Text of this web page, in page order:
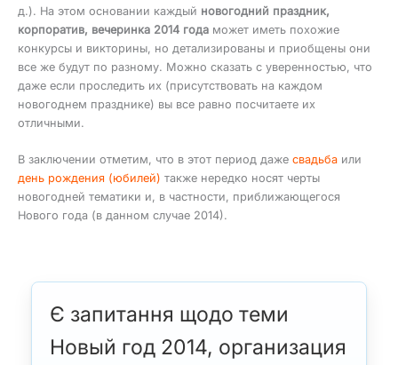
д.). На этом основании каждый новогодний праздник,
корпоратив, вечеринка 2014 года может иметь похожие
конкурсы и викторины, но детализированы и приобщены они
все же будут по разному. Можно сказать с уверенностью, что
даже если проследить их (присутствовать на каждом
новогоднем празднике) вы все равно посчитаете их
отличными.
В заключении отметим, что в этот период даже свадьба или
день рождения (юбилей) также нередко носят черты
новогодней тематики и, в частности, приближающегося
Нового года (в данном случае 2014).
Є запитання щодо теми
Новый год 2014, организация